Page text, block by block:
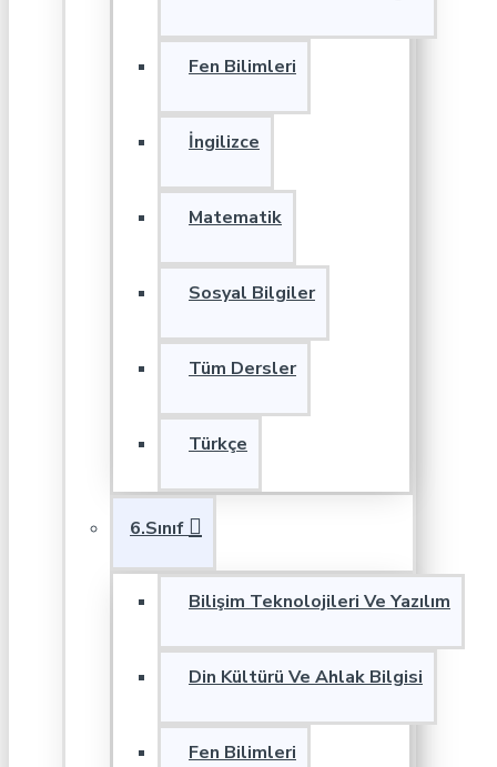
Fen Bilimleri
İngilizce
Matematik
Sosyal Bilgiler
Tüm Dersler
Türkçe
6.Sınıf
Bilişim Teknolojileri Ve Yazılım
Din Kültürü Ve Ahlak Bilgisi
Fen Bilimleri